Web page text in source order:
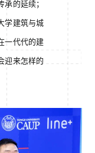
的延续；
学建筑与城
一代代的建
迎来怎样的